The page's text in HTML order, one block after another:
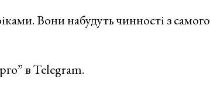
Вони набудуть чинності з самого
в Telegram.